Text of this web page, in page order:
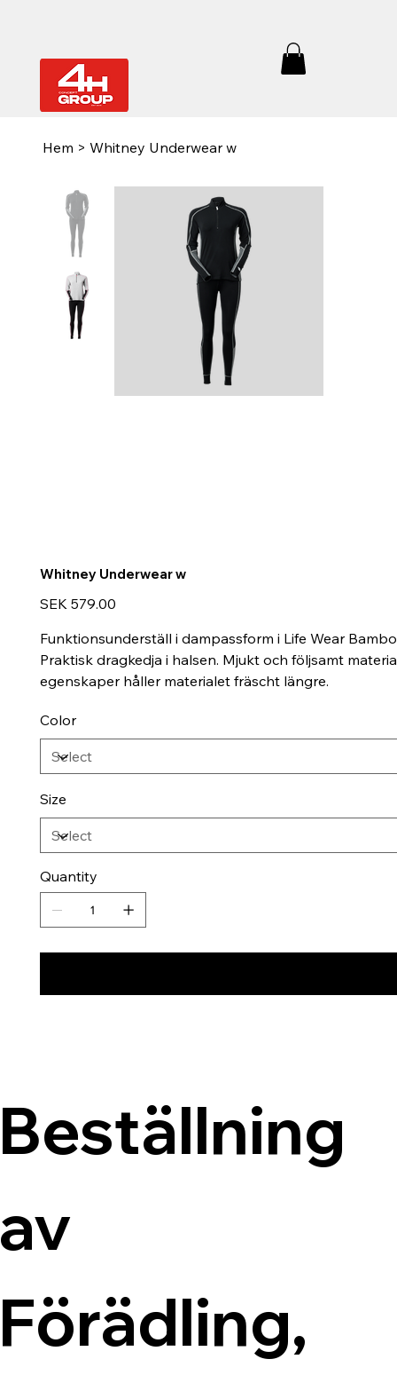
Hem > Whitney Underwear w
Whitney Underwear w
Price
SEK 579.00
Funktionsunderställ i dampassform i Life Wear
Praktisk dragkedja i halsen. Mjukt och följsamt
egenskaper håller materialet fräscht längre.
Color
Size
Quantity